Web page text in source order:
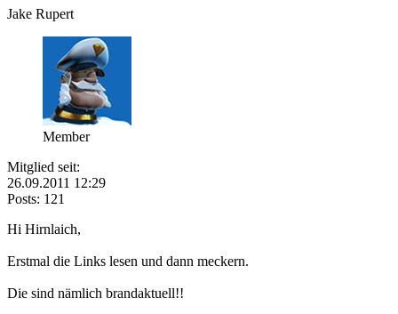
Jake Rupert
Member
Mitglied seit:
26.09.2011 12:29
Posts: 121
Hi Hirnlaich,
Erstmal die Links lesen und dann meckern.
Die sind nämlich brandaktuell!!